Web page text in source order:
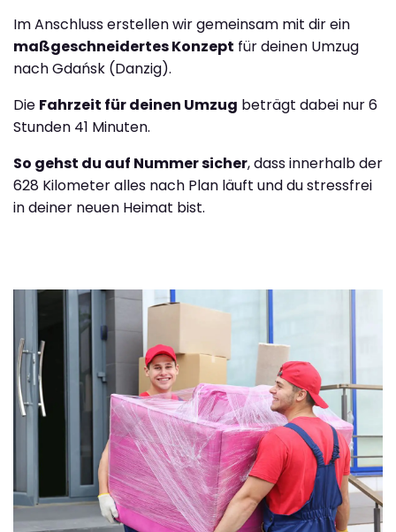
Im Anschluss erstellen wir gemeinsam mit dir ein
maßgeschneidertes Konzept für deinen Umzug
nach Gdańsk (Danzig).
Die Fahrzeit für deinen Umzug beträgt dabei nur 6
Stunden 41 Minuten.
So gehst du auf Nummer sicher, dass innerhalb der
628 Kilometer alles nach Plan läuft und du stressfrei
in deiner neuen Heimat bist.